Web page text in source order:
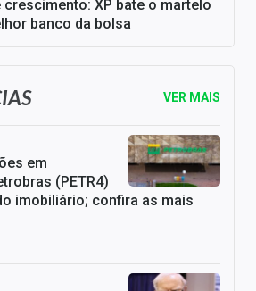
crescimento: XP bate o martelo
banco da bolsa
VER MAIS
em
(PETR4)
imobiliário; confira as mais